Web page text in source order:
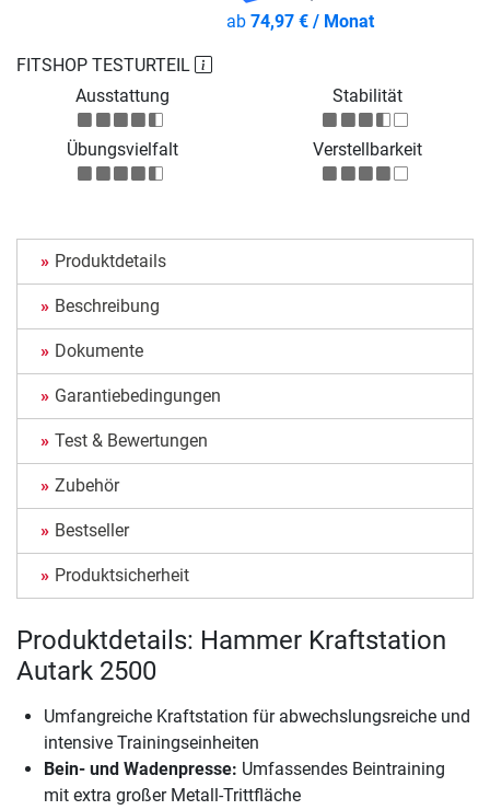
FITSHOP TESTURTEIL
Ausstattung
Stabilität
Übungsvielfalt Verstellbarkeit
ab 74,97 € / Monat
Produktdetails
Beschreibung
Dokumente
Garantiebedingungen
Test & Bewertungen
Zubehör
Bestseller
Produktsicherheit
Produktdetails: Hammer Kraftstation
Autark 2500
Umfangreiche Kraftstation für abwechslungsreiche und
intensive Trainingseinheiten
Bein- und Wadenpresse: Umfassendes Beintraining
mit extra großer Metall-Trittfläche